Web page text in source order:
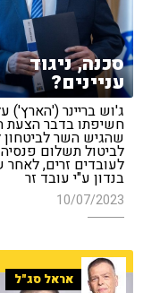
סכנה, ניגוד
עניינים?
ג'וש בריינר ('הארץ')
חשיפתו בדבר הצעת
שהגיש השר לביטחון
לביטול תשלום פנסיה
לעובדים זרים,
בנדון ע"י עובד זר
10/07/2023
אראל סג"ל